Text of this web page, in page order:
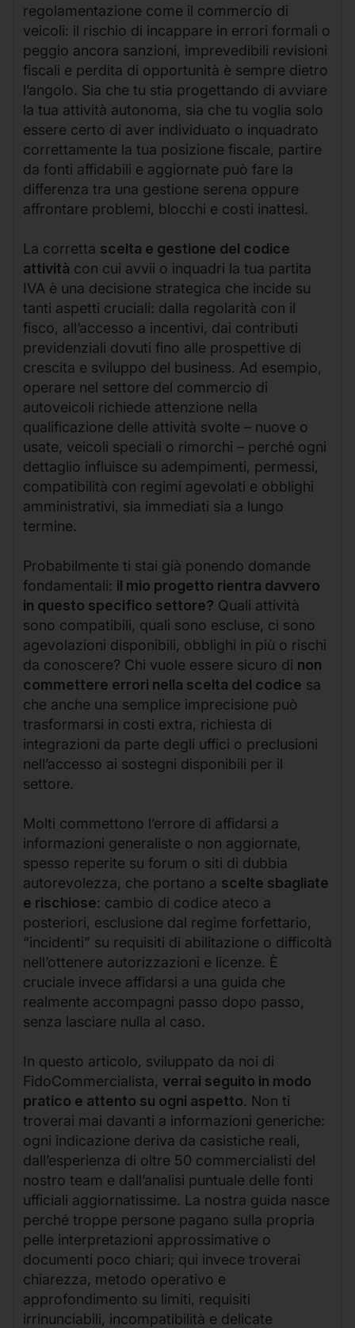
regolamentazione come il commercio di
veicoli: il rischio di incappare in errori formali o
peggio ancora sanzioni, imprevedibili revisioni
fiscali e perdita di opportunità è sempre dietro
l’angolo. Sia che tu stia progettando di avviare
la tua attività autonoma, sia che tu voglia solo
essere certo di aver individuato o inquadrato
correttamente la tua posizione fiscale, partire
da fonti affidabili e aggiornate può fare la
differenza tra una gestione serena oppure
affrontare problemi, blocchi e costi inattesi.
La corretta scelta e gestione del codice
attività con cui avvii o inquadri la tua partita
IVA è una decisione strategica che incide su
tanti aspetti cruciali: dalla regolarità con il
fisco, all’accesso a incentivi, dai contributi
previdenziali dovuti fino alle prospettive di
crescita e sviluppo del business. Ad esempio,
operare nel settore del commercio di
autoveicoli richiede attenzione nella
qualificazione delle attività svolte – nuove o
usate, veicoli speciali o rimorchi – perché ogni
dettaglio influisce su adempimenti, permessi,
compatibilità con regimi agevolati e obblighi
amministrativi, sia immediati sia a lungo
termine.
Probabilmente ti stai già ponendo domande
fondamentali: il mio progetto rientra davvero
in questo specifico settore? Quali attività
sono compatibili, quali sono escluse, ci sono
agevolazioni disponibili, obblighi in più o rischi
da conoscere? Chi vuole essere sicuro di non
commettere errori nella scelta del codice sa
che anche una semplice imprecisione può
trasformarsi in costi extra, richiesta di
integrazioni da parte degli uffici o preclusioni
nell’accesso ai sostegni disponibili per il
settore.
Molti commettono l’errore di affidarsi a
informazioni generaliste o non aggiornate,
spesso reperite su forum o siti di dubbia
autorevolezza, che portano a scelte sbagliate
e rischiose: cambio di codice ateco a
posteriori, esclusione dal regime forfettario,
“incidenti” su requisiti di abilitazione o difficoltà
nell’ottenere autorizzazioni e licenze. È
cruciale invece affidarsi a una guida che
realmente accompagni passo dopo passo,
senza lasciare nulla al caso.
In questo articolo, sviluppato da noi di
FidoCommercialista, verrai seguito in modo
pratico e attento su ogni aspetto. Non ti
troverai mai davanti a informazioni generiche:
ogni indicazione deriva da casistiche reali,
dall’esperienza di oltre 50 commercialisti del
nostro team e dall’analisi puntuale delle fonti
ufficiali aggiornatissime. La nostra guida nasce
perché troppe persone pagano sulla propria
pelle interpretazioni approssimative o
documenti poco chiari; qui invece troverai
chiarezza, metodo operativo e
approfondimento su limiti, requisiti
irrinunciabili, incompatibilità e delicate